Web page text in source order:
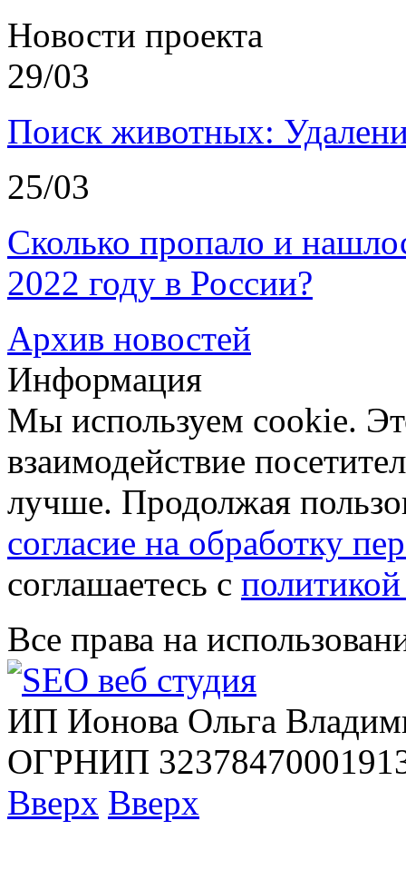
Новости проекта
29/03
Поиск животных:
25/03
Сколько пропало и
2022 году в России?
Архив новостей
Информация
Мы используем cookie.
взаимодействие
лучше. Продолжая
согласие на обработку
соглашаетесь с
Все права на
ИП Ионова Ольга
ОГРНИП
Вверх Вверх